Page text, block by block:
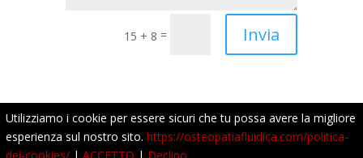
15 + 8 = Invia
Utilizziamo i cookie per essere sicuri che tu possa avere la migliore
esperienza sul nostro sito. https://osteopatiafluidica.com/politica-